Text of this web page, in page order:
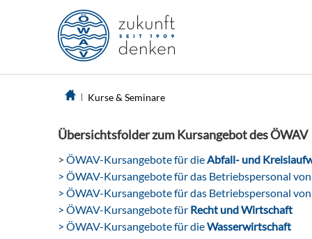
Kurse & Seminare
Übersichtsfolder zum Kursangebot des ÖWAV
> ÖWAV-Kursangebote für dieAbfall- und
> ÖWAV-Kursangebote für das Betriebspersonal von
> ÖWAV-Kursangebote für das Betriebspersonal von
> ÖWAV-Kursangebote für Recht und Wirtschaft
> ÖWAV-Kursangebote für dieWasserwirtschaft